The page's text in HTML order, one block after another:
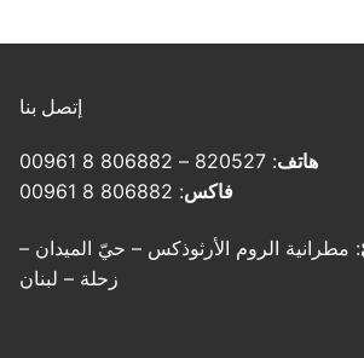
إتصل بنا
هاتف: 820527 – 806882 8 00961
فاكس: 806882 8 00961
: مطرانية الروم الأرثوذكس – حيّ الميدان –
زحلة – لبنان